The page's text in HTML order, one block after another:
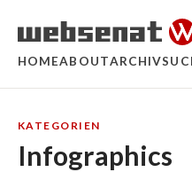
HOMEABOUTARCHIV
KATEGORIEN
Infographics